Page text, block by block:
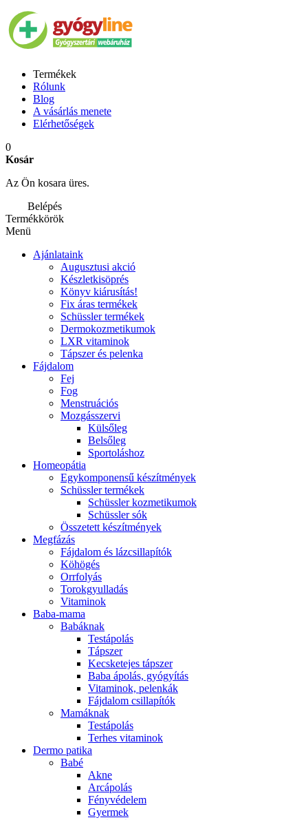
Termékek
Rólunk
Blog
A vásárlás menete
Elérhetőségek
0
Kosár
Az Ön kosara üres.
Belépés
Termékkörök
Menü
Ajánlataink
Augusztusi akció
Készletkisöprés
Könyv kiárusítás!
Fix áras termékek
Schüssler termékek
Dermokozmetikumok
LXR vitaminok
Tápszer és pelenka
Fájdalom
Fej
Fog
Menstruációs
Mozgásszervi
Külsőleg
Belsőleg
Sportoláshoz
Homeopátia
Egykomponensű készítmények
Schüssler termékek
Schüssler kozmetikumok
Schüssler sók
Összetett készítmények
Megfázás
Fájdalom és lázcsillapítók
Köhögés
Orrfolyás
Torokgyulladás
Vitaminok
Baba-mama
Babáknak
Testápolás
Tápszer
Kecsketejes tápszer
Baba ápolás, gyógyítás
Vitaminok, pelenkák
Fájdalom csillapítók
Mamáknak
Testápolás
Terhes vitaminok
Dermo patika
Babé
Akne
Arcápolás
Fényvédelem
Gyermek